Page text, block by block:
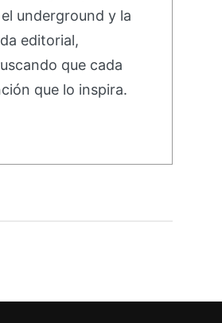
underground y la
editorial,
que cada
que lo inspira.